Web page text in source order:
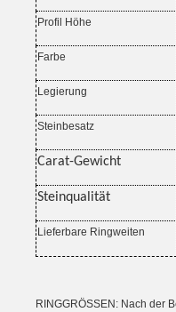
Profil Höhe
Farbe
Legierung
Steinbesatz
Carat-Gewicht
Steinqualität
Lieferbare Ringweiten
RINGGRÖSSEN: Nach der